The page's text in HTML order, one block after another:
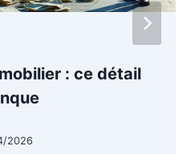
: ce détail
2026